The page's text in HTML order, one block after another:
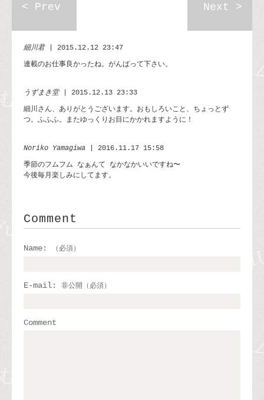
< Prev Next >
細川君| 2015.12.12 23:47
連載のお仕事良かったね。がんばって下さい。
うずまき堂| 2015.12.13 23:33
細川さん、ありがとうございます。おもしろいこと、ちょっとず
つ。ふふふ。またゆっくりお目にかかれますように！
Noriko Yamagiwa | 2016.11.17 15:58
季節のフムフム なぁんて なかなかいいですね〜
今後毎月楽しみにしてます。
Comment
Name: （必須）
E-mail: 非公開（必須）
Comment